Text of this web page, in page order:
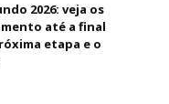
2026: veja os
até a final
etapa e o